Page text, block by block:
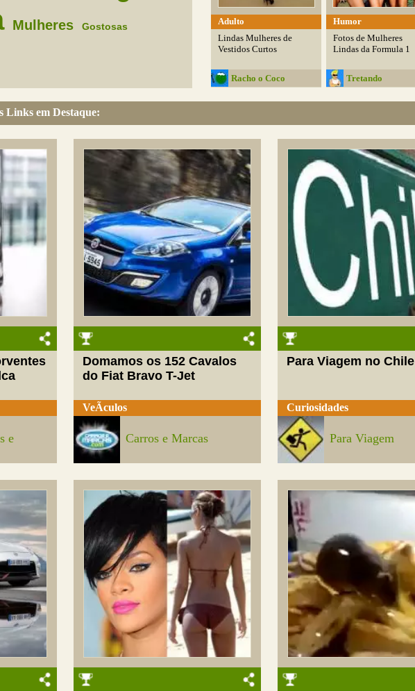
Mulheres Gostosas
Adulto
Lindas Mulheres de
Vestidos Curtos
Racho o Coco
Humor
Fotos de Mulheres
Lindas da Formula 1
Tretando
Links em Destaque:
e
Domamos os 152 Cavalos
do Fiat Bravo T-Jet
VeÃ­culos
Carros e Marcas
Para Viagem no Chile
Curiosidades
Para Viagem